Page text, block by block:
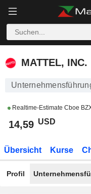
MATTEL, INC.
MATTEL, INC.
Realtime-Estimate Cboe
14,59 USD
Übersicht Kurse
Profil